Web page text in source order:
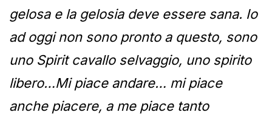
gelosa e la gelosia deve essere sana. Io
ad oggi non sono pronto a questo, sono
uno Spirit cavallo selvaggio, uno spirito
libero…Mi piace andare… mi piace
anche piacere, a me piace tanto